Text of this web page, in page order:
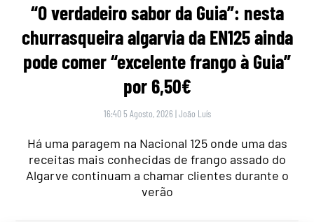
“O verdadeiro sabor da Guia”: nesta
churrasqueira algarvia da EN125 ainda
pode comer “excelente frango à Guia”
por 6,50€
16:40 5 Agosto, 2026 |João Luís
Há uma paragem na Nacional 125 onde uma das
receitas mais conhecidas de frango assado do
Algarve continuam a chamar clientes durante o
verão